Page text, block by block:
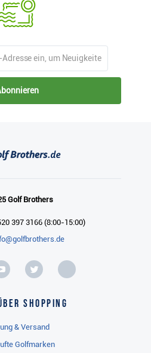
Golf Brothers
397 3166 (8:00-15:00)
Shopping
& Versand
Golfmarken